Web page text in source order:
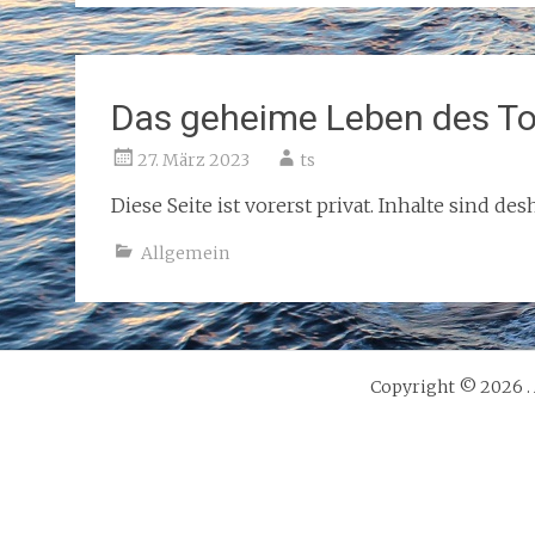
Das geheime Leben des
27. März 2023 ts
Diese Seite ist vorerst privat. Inhalte sind
Allgemein
Copyright © 2026